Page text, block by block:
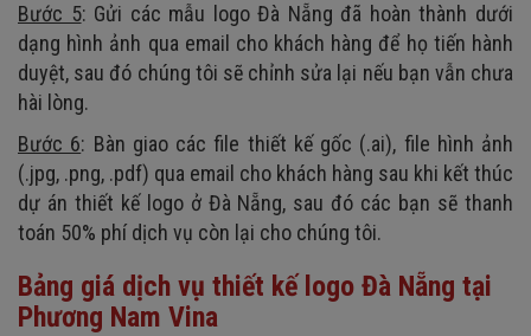
Bước 5: Gửi các mẫu logo Đà Nẵng đã hoàn thành dưới
dạng hình ảnh qua email cho khách hàng để họ tiến hành
duyệt, sau đó chúng tôi sẽ chỉnh sửa lại nếu bạn vẫn chưa
hài lòng.
Bước 6: Bàn giao các file thiết kế gốc (.ai), file hình ảnh
(.jpg, .png, .pdf) qua email cho khách hàng sau khi kết thúc
dự án thiết kế logo ở Đà Nẵng, sau đó các bạn sẽ thanh
toán 50% phí dịch vụ còn lại cho chúng tôi.
Bảng giá dịch vụ thiết kế logo Đà Nẵng tại
Phương Nam Vina